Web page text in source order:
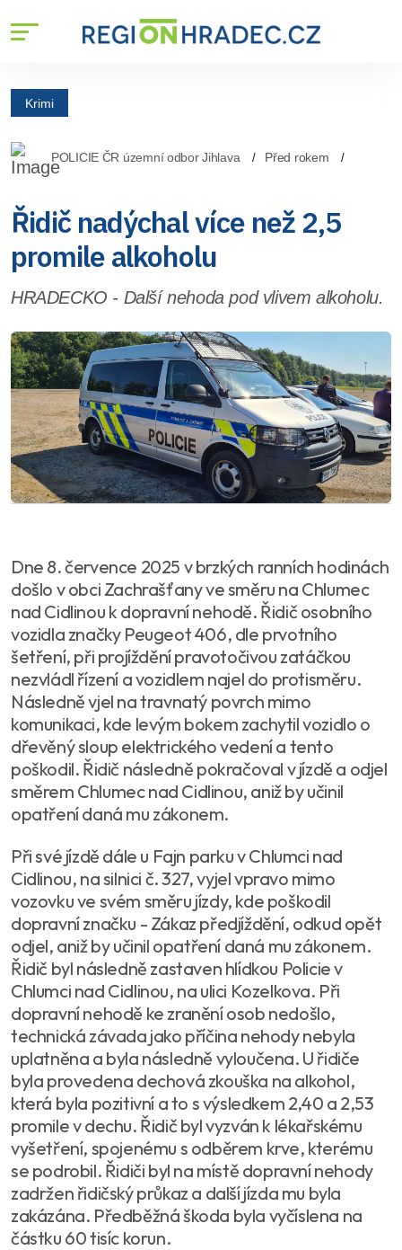
Krimi
POLICIE ČR územní odbor Jihlava Před rokem
Řidič nadýchal více než 2,5
promile alkoholu
HRADECKO - Další nehoda pod vlivem alkoholu.
Dne 8. července 2025 v brzkých ranních hodinách
došlo v obci Zachrašťany ve směru na Chlumec
nad Cidlinou k dopravní nehodě. Řidič osobního
vozidla značky Peugeot 406, dle prvotního
šetření, při projíždění pravotočivou zatáčkou
nezvládl řízení a vozidlem najel do protisměru.
Následně vjel na travnatý povrch mimo
komunikaci, kde levým bokem zachytil vozidlo o
dřevěný sloup elektrického vedení a tento
poškodil. Řidič následně pokračoval v jízdě a odjel
směrem Chlumec nad Cidlinou, aniž by učinil
opatření daná mu zákonem.
Při své jízdě dále u Fajn parku v Chlumci nad
Cidlinou, na silnici č. 327, vyjel vpravo mimo
vozovku ve svém směru jízdy, kde poškodil
dopravní značku - Zákaz předjíždění, odkud opět
odjel, aniž by učinil opatření daná mu zákonem.
Řidič byl následně zastaven hlídkou Policie v
Chlumci nad Cidlinou, na ulici Kozelkova. Při
dopravní nehodě ke zranění osob nedošlo,
technická závada jako příčina nehody nebyla
uplatněna a byla následně vyloučena. U řidiče
byla provedena dechová zkouška na alkohol,
která byla pozitivní a to s výsledkem 2,40 a 2,53
promile v dechu. Řidič byl vyzván k lékařskému
vyšetření, spojenému s odběrem krve, kterému
se podrobil. Řidiči byl na místě dopravní nehody
zadržen řidičský průkaz a další jízda mu byla
zakázána. Předběžná škoda byla vyčíslena na
částku 60 tisíc korun.